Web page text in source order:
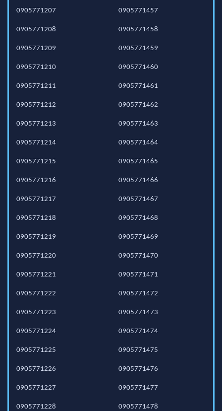
0905771207
0905771208
0905771209
0905771210
0905771211
0905771212
0905771213
0905771214
0905771215
0905771216
0905771217
0905771218
0905771219
0905771220
0905771221
0905771222
0905771223
0905771224
0905771225
0905771226
0905771227
0905771228
0905771457
0905771458
0905771459
0905771460
0905771461
0905771462
0905771463
0905771464
0905771465
0905771466
0905771467
0905771468
0905771469
0905771470
0905771471
0905771472
0905771473
0905771474
0905771475
0905771476
0905771477
0905771478